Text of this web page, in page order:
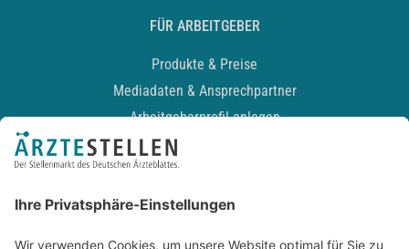
FÜR ARBEITGEBER
Produkte & Preise
Mediadaten & Ansprechpartner
Arbeitgeberprofil anlegen
Recruiting-Podcast